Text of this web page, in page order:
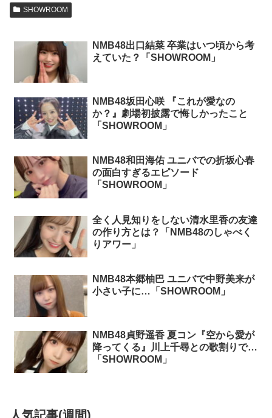
SHOWROOM
NMB48出口結菜 卒業はいつ頃から考
えていた？「SHOWROOM」
NMB48坂田心咲 『これが愛なの
か？』劇場初披露で悔しかったこと
「SHOWROOM」
NMB48和田海佑 ユニバでの折坂心春
の面白すぎるエピソード
「SHOWROOM」
全く人見知りをしない清水里香の友達
の作り方とは？「NMB48のしゃべく
りアワー」
NMB48本郷柚巴 ユニバで中野美来が
小さい子に…「SHOWROOM」
NMB48貞野遥香 夏コン『空から愛が
降ってくる』川上千尋との歌割りで…
「SHOWROOM」
人気記事(週間)